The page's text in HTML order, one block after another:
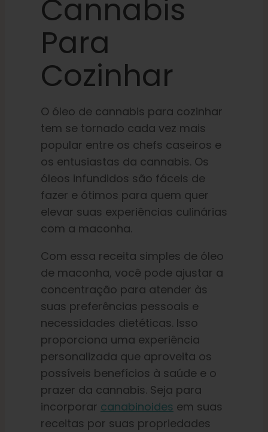
Cannabis
Para
Cozinhar
O óleo de cannabis para cozinhar
tem se tornado cada vez mais
popular entre os chefs caseiros e
os entusiastas da cannabis. Os
óleos infundidos são fáceis de
fazer e ótimos para quem quer
elevar suas experiências culinárias
com a maconha.
Com essa receita simples de óleo
de maconha, você pode ajustar a
concentração para atender às
suas preferências pessoais e
necessidades dietéticas. Isso
proporciona uma experiência
personalizada que aproveita os
possíveis benefícios à saúde e o
prazer da cannabis. Seja para
incorporar canabinoides em suas
receitas por suas propriedades